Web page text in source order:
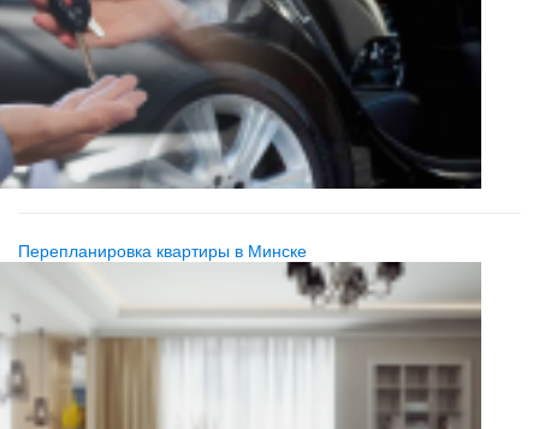
Перепланировка квартиры в Минске